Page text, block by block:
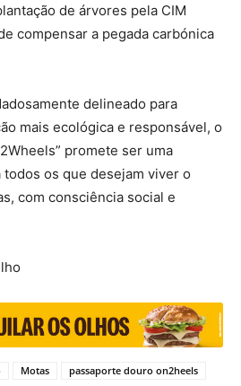
de árvores pela CIM
compensar a pegada carbónica
delineado para
mais ecológica e responsável, o
promete ser uma
os que desejam viver o
com consciência social e
Motas passaporte douro on2heels